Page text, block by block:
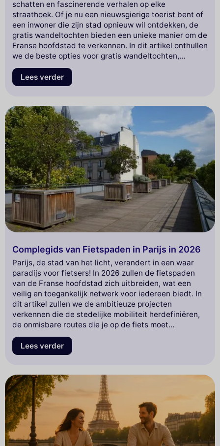
schatten en fascinerende verhalen op elke
straathoek. Of je nu een nieuwsgierige toerist bent of
een inwoner die zijn stad opnieuw wil ontdekken, de
gratis wandeltochten bieden een unieke manier om de
Franse hoofdstad te verkennen. In dit artikel onthullen
we de beste opties voor gratis wandeltochten,
waarmee je kunt duiken in de geschiedenis, cultuur en
architectuur van Parijs zonder een cent uit te geven.
Lees verder
Complegids van Fietspaden in Parijs in 2026
Parijs, de stad van het licht, verandert in een waar
paradijs voor fietsers! In 2026 zullen de fietspaden
van de Franse hoofdstad zich uitbreiden, wat een
veilig en toegankelijk netwerk voor iedereen biedt. In
dit artikel zullen we de ambitieuze projecten
verkennen die de stedelijke mobiliteit herdefiniëren,
de onmisbare routes die je op de fiets moet
ontdekken, evenals de ecologische initiatieven die
deze revolutie begeleiden. Maak je klaar om door de
iconische straten van Parijs te fietsen terwijl je
duurzaamheid wordt!
Lees verder